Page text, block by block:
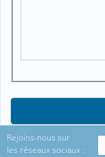
Rejoins-nous sur
les réseaux sociaux :